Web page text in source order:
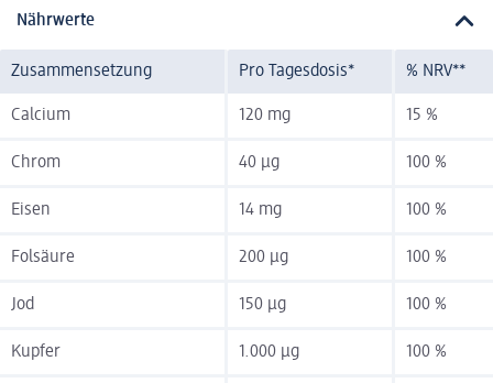
Nährwerte
Zusammensetzung Pro Tagesdosis* % NRV**
Calcium 120 mg 15 %
Chrom 40 µg 100 %
Eisen 14 mg 100 %
Folsäure 200 µg 100 %
Jod 150 µg 100 %
Kupfer 1.000 µg 100 %